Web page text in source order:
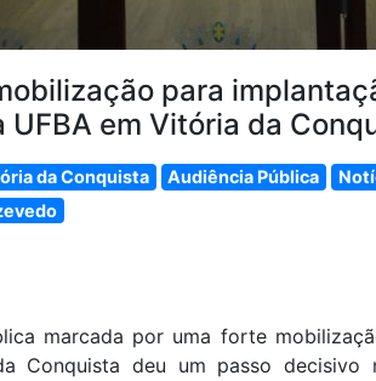
para
em Vitória da
da Conquista Audiência Pública
marcada por uma forte
Conquista deu um passo decisivo